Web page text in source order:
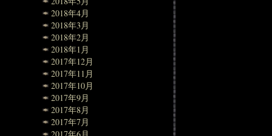
2018年4月
2018年3月
2018年2月
2018年1月
2017年12月
2017年11月
2017年10月
2017年9月
2017年8月
2017年7月